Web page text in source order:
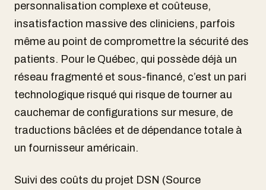
personnalisation complexe et coûteuse,
insatisfaction massive des cliniciens, parfois
même au point de compromettre la sécurité des
patients. Pour le Québec, qui possède déjà un
réseau fragmenté et sous-financé, c’est un pari
technologique risqué qui risque de tourner au
cauchemar de configurations sur mesure, de
traductions bâclées et de dépendance totale à
un fournisseur américain.
Suivi des coûts du projet DSN (Source